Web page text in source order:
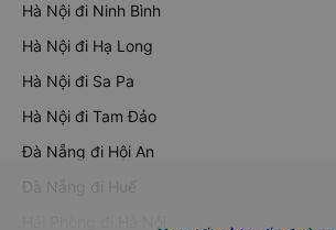
Hà Nội đi Ninh Bình
Hà Nội đi Hạ Long
Hà Nội đi Sa Pa
Hà Nội đi Tam Đảo
Đà Nẵng đi Hội An
Đà Nẵng đi Huế